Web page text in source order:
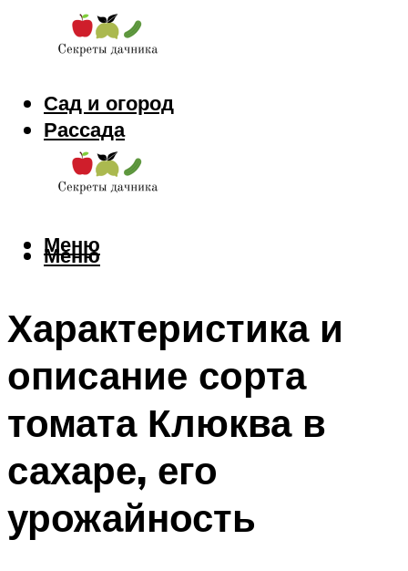
Сад и огород
Рассада
Цветы
Заготовки
Меню
Меню
Характеристика и
описание сорта
томата Клюква в
сахаре, его
урожайность